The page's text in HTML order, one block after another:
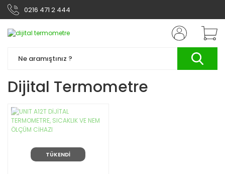
0216 471 2 444
Dijital Termometre
TÜKENDİ